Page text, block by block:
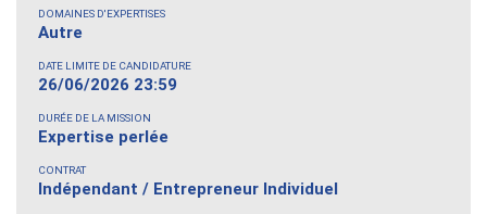
DOMAINES D'EXPERTISES
Autre
DATE LIMITE DE CANDIDATURE
26/06/2026 23:59
DURÉE DE LA MISSION
Expertise perlée
CONTRAT
Indépendant / Entrepreneur Individuel